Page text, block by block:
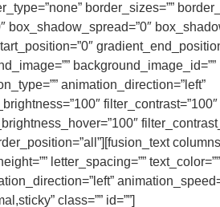
border_sizes=””
box_shadow_spread=”0″
background_image_id=””
animation_direction=”left”
filter_contrast=”100″
letter_spacing=”” text_color=””
class=”” id=””]